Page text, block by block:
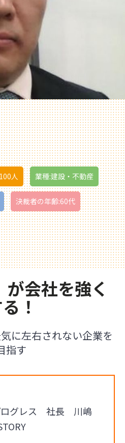
人 業種:建設・不動産
決裁者の年齢:60代
が会社を強く
！
に左右されない企業を
指す
ログレス 社長 川嶋